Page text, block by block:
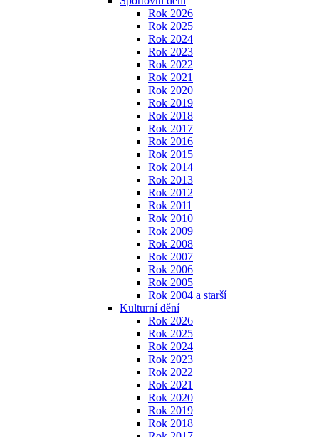
Rok 2026
Rok 2025
Rok 2024
Rok 2023
Rok 2022
Rok 2021
Rok 2020
Rok 2019
Rok 2018
Rok 2017
Rok 2016
Rok 2015
Rok 2014
Rok 2013
Rok 2012
Rok 2011
Rok 2010
Rok 2009
Rok 2008
Rok 2007
Rok 2006
Rok 2005
Rok 2004 a starší
Kulturní dění
Rok 2026
Rok 2025
Rok 2024
Rok 2023
Rok 2022
Rok 2021
Rok 2020
Rok 2019
Rok 2018